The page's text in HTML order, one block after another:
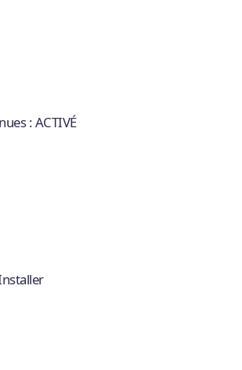
: ACTIVÉ